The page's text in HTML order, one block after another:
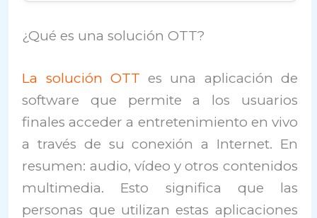
¿Qué es una solución OTT?
La solución OTT es una aplicación de
software que permite a los usuarios
finales acceder a entretenimiento en vivo
a través de su conexión a Internet. En
resumen: audio, vídeo y otros contenidos
multimedia. Esto significa que las
personas que utilizan estas aplicaciones